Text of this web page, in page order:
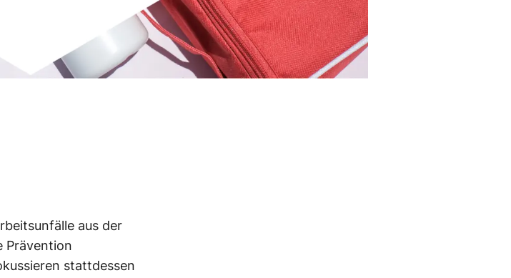
aus der
Prävention
stattdessen